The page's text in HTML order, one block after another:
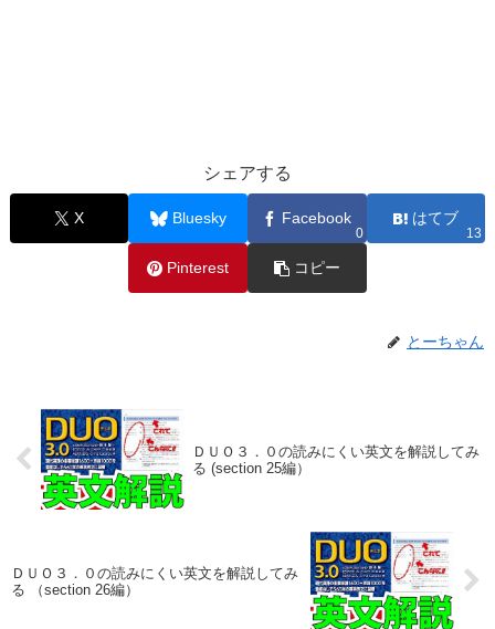
シェアする
X Bluesky Facebook
0
はてブ
13
Pinterest コピー
とーちゃん
ＤＵＯ３．０の読みにくい英文を解説してみ
る (section 25編）
ＤＵＯ３．０の読みにくい英文を解説してみ
る （section 26編）